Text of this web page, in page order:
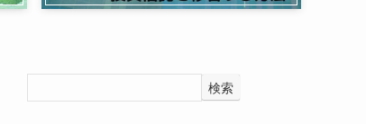
検索